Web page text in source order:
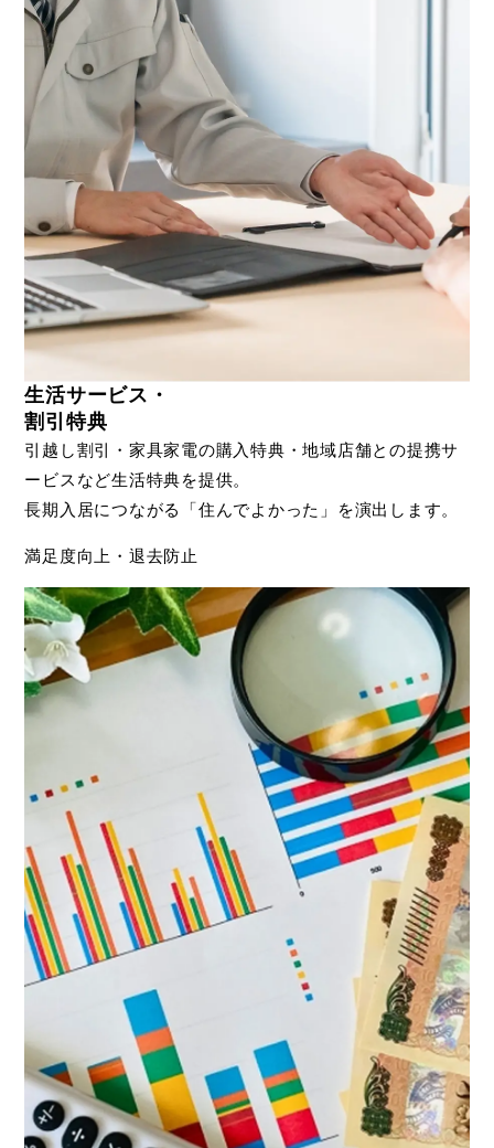
生活サービス・
割引特典
引越し割引・家具家電の購入特典・地域店舗との提携サ
ービスなど生活特典を提供。
長期入居につながる「住んでよかった」を演出します。
満足度向上・退去防止